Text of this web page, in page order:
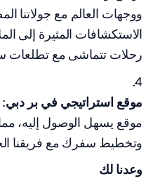
ووجهات العالم مع جولاتنا
الاستكشافات المثيرة إلى
رحلات تتماشى مع
موقع استراتيجي في بر دبي
موقع يسهل الوصول إليه،
وتخطيط سفرك مع فريقنا
وعدنا لك